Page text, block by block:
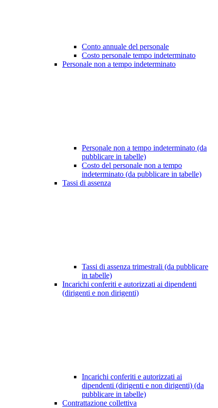
Conto annuale del personale
Costo personale tempo indeterminato
Personale non a tempo indeterminato
Personale non a tempo indeterminato (da
pubblicare in tabelle)
Costo del personale non a tempo
indeterminato (da pubblicare in tabelle)
Tassi di assenza
Tassi di assenza trimestrali (da pubblicare
in tabelle)
Incarichi conferiti e autorizzati ai dipendenti
(dirigenti e non dirigenti)
Incarichi conferiti e autorizzati ai
dipendenti (dirigenti e non dirigenti) (da
pubblicare in tabelle)
Contrattazione collettiva